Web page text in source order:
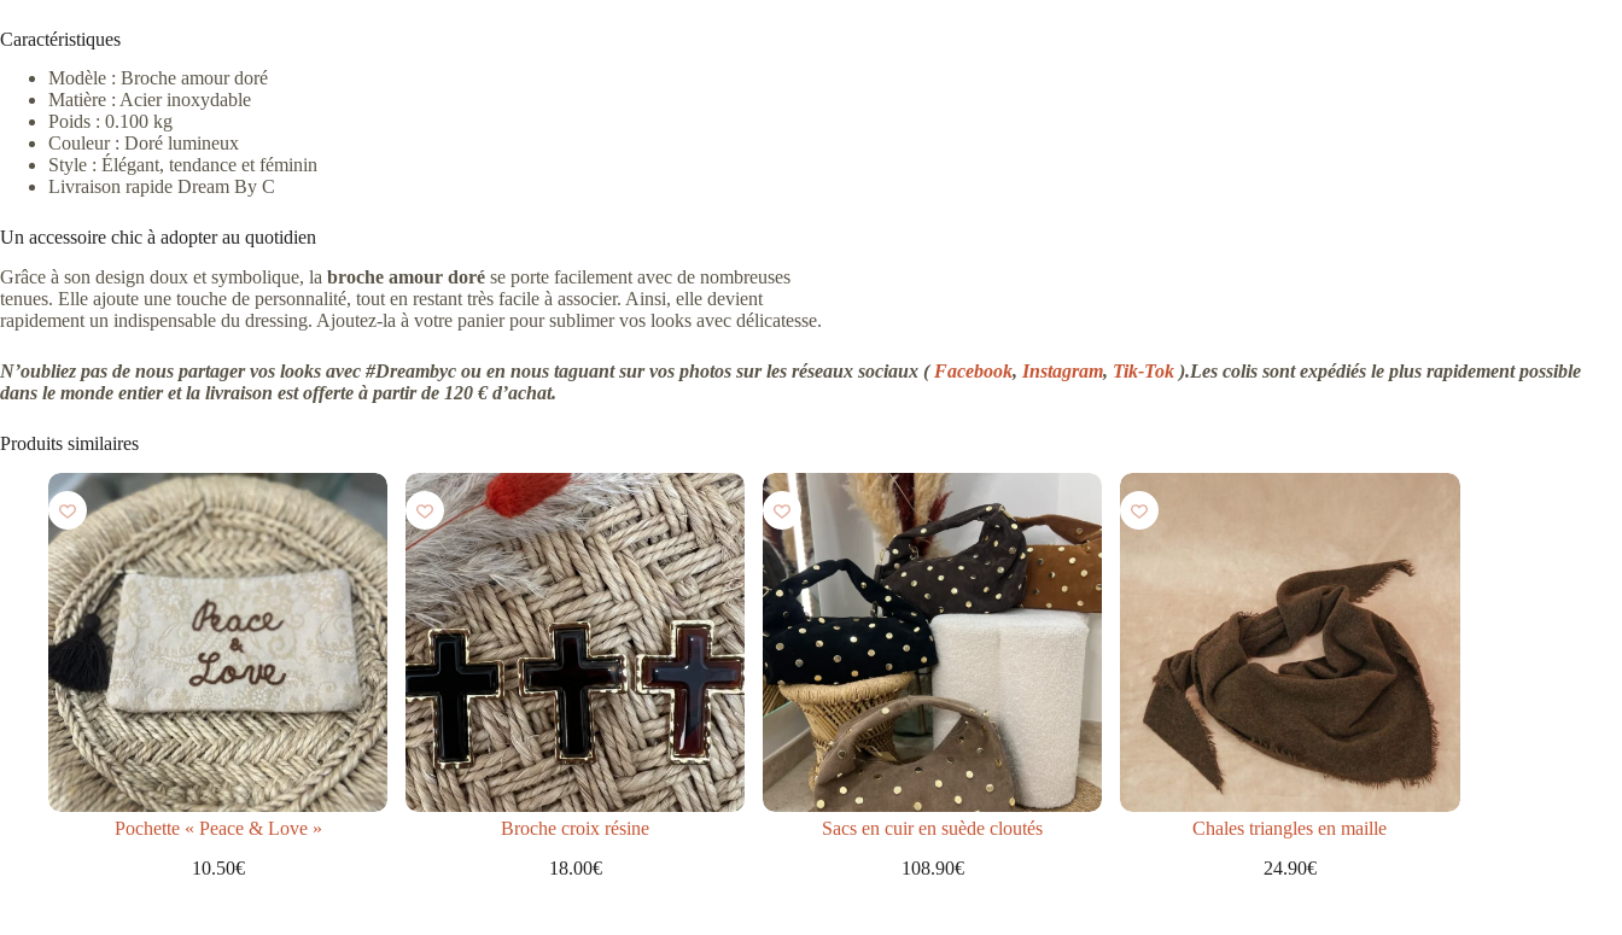
Caractéristiques
Modèle : Broche amour doré
Matière : Acier inoxydable
Poids : 0.100 kg
Couleur : Doré lumineux
Style : Élégant, tendance et féminin
Livraison rapide Dream By C
Un accessoire chic à adopter au quotidien
Grâce à son design doux et symbolique, la broche amour doré se porte facilement avec de nombreuses
tenues. Elle ajoute une touche de personnalité, tout en restant très facile à associer. Ainsi, elle devient
rapidement un indispensable du dressing. Ajoutez-la à votre panier pour sublimer vos looks avec délicatesse.
N’oubliez pas de nous partager vos looks avec #Dreambyc ou en nous taguant sur vos photos sur les réseaux sociaux (Facebook, Instagram, Tik-Tok ).Les colis sont expédiés le plus rapidement possible
dans le monde entier et la livraison est offerte à partir de 120 € d’achat.
Produits similaires
Pochette « Peace & Love »
10.50€
Broche croix résine
18.00€
Sacs en cuir en suède cloutés
108.90€
Chales triangles en maille
24.90€